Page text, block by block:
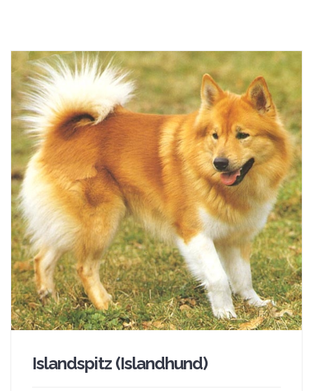
Islandspitz (Islandhund)